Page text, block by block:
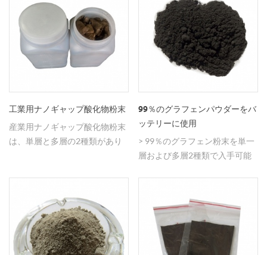
工業用ナノギャップ酸化物粉末
産業用ナノギャップ酸化物粉末
は、単層と多層の2種類があり
99％のグラフェンパウダーをバ
ッテリーに使用
> 99％のグラフェン粉末を単一
層および多層2種類で入手可能